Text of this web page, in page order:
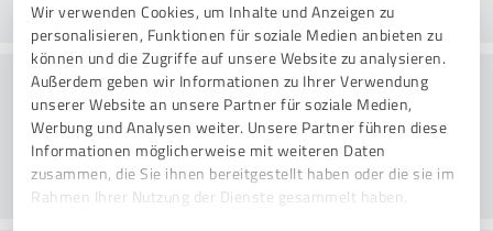
Wir verwenden Cookies, um Inhalte und Anzeigen zu
personalisieren, Funktionen für soziale Medien anbieten zu
können und die Zugriffe auf unsere Website zu analysieren.
Außerdem geben wir Informationen zu Ihrer Verwendung
unserer Website an unsere Partner für soziale Medien,
Werbung und Analysen weiter. Unsere Partner führen diese
Informationen möglicherweise mit weiteren Daten
zusammen, die Sie ihnen bereitgestellt haben oder die sie im
Rahmen Ihrer Nutzung der Dienste gesammelt haben.
Rådgivning